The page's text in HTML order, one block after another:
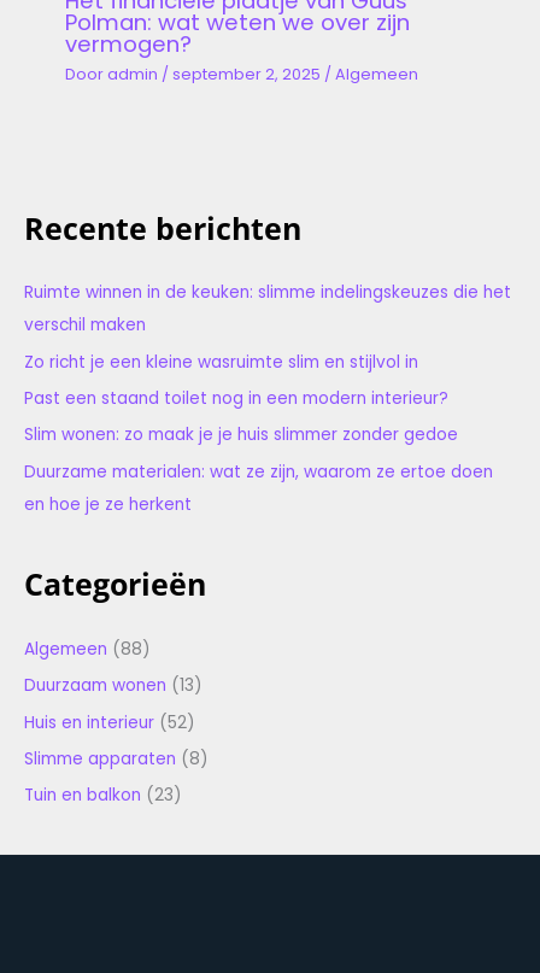
Polman: wat weten we over zijn
vermogen?
Dooradmin /september 2, 2025 /Algemeen
Recente berichten
Ruimte winnen in de keuken: slimme indelingskeuzes die het
verschil maken
Zo richt je een kleine wasruimte slim en stijlvol in
Past een staand toilet nog in een modern interieur?
Slim wonen: zo maak je je huis slimmer zonder gedoe
Duurzame materialen: wat ze zijn, waarom ze ertoe doen
en hoe je ze herkent
Categorieën
Algemeen (88)
Duurzaam wonen (13)
Huis en interieur (52)
Slimme apparaten (8)
Tuin en balkon (23)